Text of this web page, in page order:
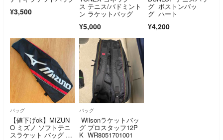
¥3,500
ス テニス/バドミント
ン ラケットバッグ
¥5,000
グ ボストンバッ
グ ハート
¥4,200
バッグ
【値下げok】MIZUN
O ミズノ ソフトテニ
スラケット バッグ ケ
バッグ
Wilsonラケットバッ
グ プロスタッフ12P
K WR8051701001